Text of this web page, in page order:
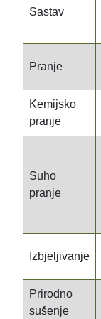
Sastav
Pranje
Kemijsko
pranje
Suho
pranje
Izbjeljivanje
Prirodno
sušenje